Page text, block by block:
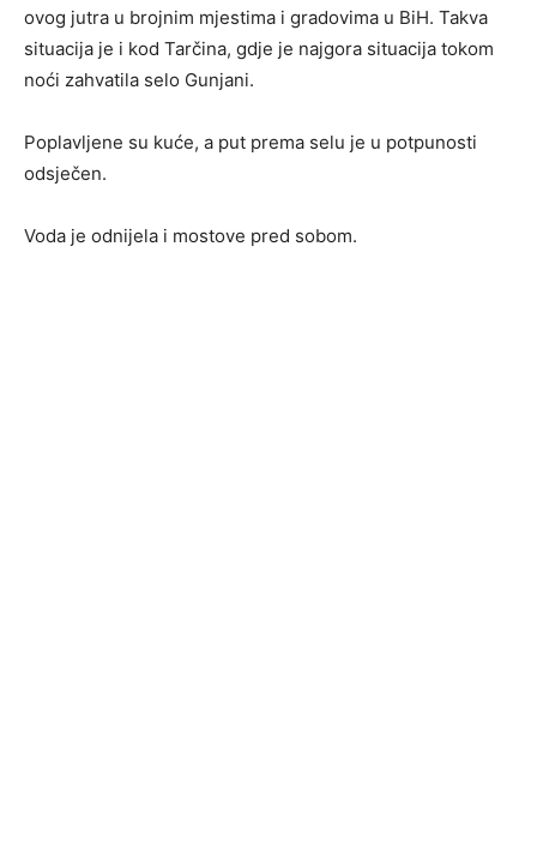
ovog jutra u brojnim mjestima i gradovima u BiH. Takva
situacija je i kod Tarčina, gdje je najgora situacija tokom
noći zahvatila selo Gunjani.
Poplavljene su kuće, a put prema selu je u potpunosti
odsječen.
Voda je odnijela i mostove pred sobom.